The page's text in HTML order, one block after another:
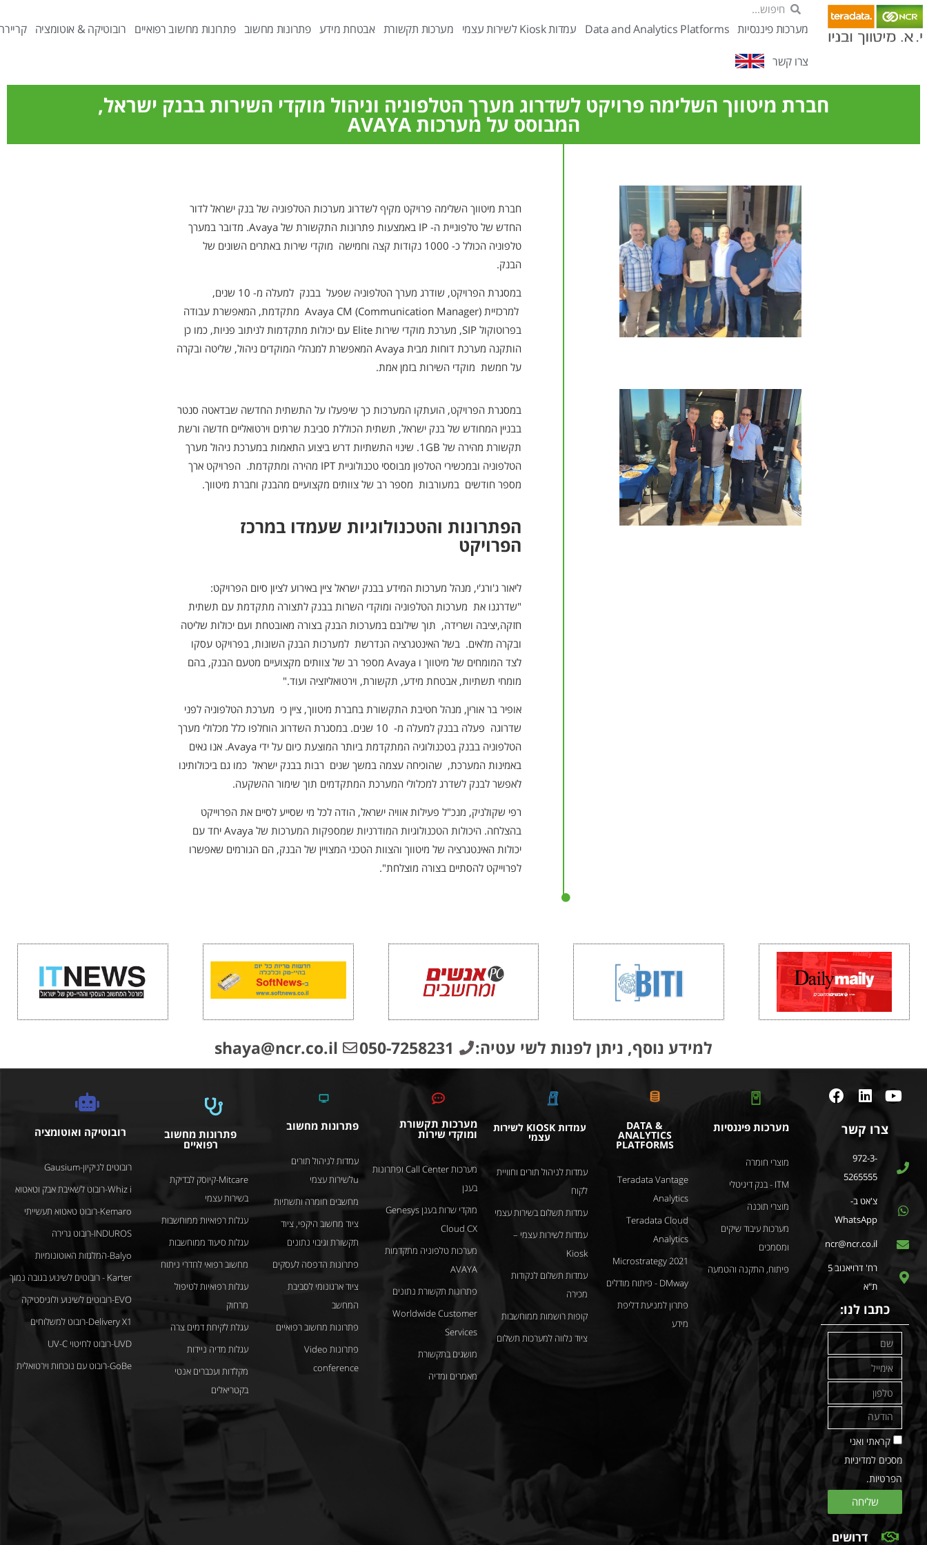
מערכות פיננסיות Data and Analytics Platforms עמדות Kiosk לשירות עצמי מערכות תקשורת אבטחת מידע פתרונות מחשוב פתרונות מחשוב רפואיים רובוטיקה & אוטומציה
צרו קשר
חברת מיטווך השלימה פרויקט לשדרוג מערך הטלפוניה וניהול מוקדי השירות בבנק ישראל,
המבוסס על מערכות AVAYA
חברת מיטווך השלימה פרויקט מקיף לשדרוג מערכות הטלפוניה של בנק ישראל לדור
החדש של טלפוניית ה- IP באמצעות פתרונות התקשורת של Avaya. מדובר במערך
טלפוניה הכולל כ- 1000 נקודות קצה וחמישה מוקדי שירות באתרים השונים של
הבנק.
במסגרת הפרויקט, שודרג מערך הטלפוניה שפעל בבנק למעלה מ- 10 שנים,
למרכזיית Avaya CM (Communication Manager) מתקדמת, המאפשרת עבודה
בפרוטוקול SIP, מערכת מוקדי שירות Elite עם יכולות מתקדמות לניתוב פניות, כמו כן
הותקנה מערכת דוחות מבית Avaya המאפשרת למנהלי המוקדים ניהול, שליטה ובקרה
על חמשת מוקדי השירות בזמן אמת.
במסגרת הפרויקט, הועתקו המערכות כך שיפעלו על התשתית החדשה שבדאטה סנטר
בבניין המחודש של בנק ישראל, תשתית הכוללת סביבת שרתים וירטואליים חדשה ורשת
תקשורת מהירה של 1GB. שינוי התשתיות דרש ביצוע התאמות במערכת ניהול מערך
הטלפוניה ובמכשירי הטלפון מבוססי טכנולוגיית IPT מהירה ומתקדמת. הפרויקט ארך
מספר חודשים במעורבות מספר רב של צוותים מקצועיים מהבנק וחברת מיטווך.
הפתרונות והטכנולוגיות שעמדו במרכז
הפרויקט
ליאור ג'ורג'י, מנהל מערכות המידע בבנק ישראל ציין באירוע לציון סיום הפרויקט:
"שדרגנו את מערכות הטלפוניה ומוקדי השרות בבנק לתצורה מתקדמת עם תשתית
חזקה,יציבה ושרידה, תוך שילובם במערכות הבנק בצורה מאובטחת ועם יכולות שליטה
ובקרה מלאים. בשל האינטגרציה הנדרשת למערכות הבנק השונות, בפרויקט עסקו
לצד המומחים של מיטווך ו Avaya מספר רב של צוותים מקצועיים מטעם הבנק, בהם
מומחי תשתיות, אבטחת מידע, תקשורת, וירטואליזציה ועוד."
אופיר בר אורין, מנהל חטיבת התקשורת בחברת מיטווך, ציין כי מערכת הטלפוניה לפני
שדרוגה פעלה בבנק למעלה מ- 10 שנים. במסגרת השדרוג הוחלפו כלל מכלולי מערך
הטלפוניה בבנק בטכנולוגיה המתקדמת ביותר המוצעת כיום על ידי Avaya. אנו גאים
באמינות המערכת, שהוכיחה עצמה במשך שנים רבות בבנק ישראל כמו גם ביכולותינו
לאפשר לבנק לשדרג למכלולי המערכת המתקדמים תוך שימור ההשקעה.
רפי שקולניק, מנכ"ל פעילות אוויה ישראל, הודה לכל מי שסייע לסיים את הפרוייקט
בהצלחה. היכולות הטכנולוגיות המודרניות שמספקות המערכות של Avaya יחד עם
יכולות האינטגרציה של מיטווך והצוות הטכני המצויין של הבנק, הם הגורמים שאפשרו
לפרוייקט להסתיים בצורה מוצלחת".
למידע נוסף, ניתן לפנות לשי עטיה: 050-7258231
shaya@ncr.co.il
צרו קשר
972-3-
5265555
צ'אט ב-
WhatsApp
ncr@ncr.co.il
רח' דרויאנוב 5
ת"א
כתבו לנו:
קראתי ואני
מסכים למדיניות
הפרטיות.
שליחה
דרושים
מערכות פיננסיות
מוצרי חומרה
ITM - בנק דיגיטלי
מוצרי תוכנה
מערכות עיבוד שיקים
ומסמכים
פיתוח, התקנה והטמעה
DATA &
ANALYTICS
PLATFORMS
Teradata Vantage
Analytics
Teradata Cloud
Analytics
Microstrategy 2021
DMway - פיתוח מודלים
פתרון למניעת דליפת
מידע
עמדות KIOSK לשירות
עצמי
עמדות לניהול תורים וחוויית
לקוח
עמדות תשלום בשירות עצמי
עמדות לשירות עצמי –
Kiosk
עמדות תשלום לנקודות
מכירה
קופות רושמות ממוחשבות
ציוד נלווה למערכות תשלום
מערכות תקשורת
ומוקדי שירות
מערכות Call Center ופתרונות
בענן
מוקדי שרות בענן Genesys
Cloud CX
מערכות טלפוניה מתקדמות
AVAYA
פתרונות תקשורת נתונים
Worldwide Customer
Services
מושגים בתקשורת
מאמרים ומדיה
פתרונות מחשוב
עמדות לניהול תורים
uלשירות עצמי
מחשבים חומרה ותשתיות
ציוד מחשוב היקפי, ציוד
תקשורת וגיבוי נתונים
פתרונות הדפסה לעסקים
ציוד ארגונומי לסביבת
המחשב
פתרונות מחשוב רפואיים
פתרונות Video
conference
פתרונות מחשוב
רפואיים
Mitcare-קיוסק לבדיקת
בשירות עצמי
עגלות רפואיות ממוחשבות
עגלות סיעוד ממוחשבות
מחשוב רפואי לחדרי ניתוח
עגלות רפואיות לטיפול
מרחוק
עגלת לקיחת דמים צרה
עגלות מדיה ניידות
מקלדות ועכברים אנטי
בקטריאלים
רובוטיקה ואוטומציה
רובוטים לניקיון-Gausium
Whiz i-רובוט לשאיבת אבק וטאטוא
Kemaro-רובוט טאטוא תעשייתי
INDUROS-רובוט גרירה
Balyo-המלגזות האוטונומיות
Karter - רובוטים לשינוע בגובה נמוך
EVO-רובוטים לשינוע ולוגיסטיקה
Delivery X1-רובוט למשלוחים
UVD-רובוט לחיטוי UV-C
GoBe-רובוט עם נוכחות וירטואלית